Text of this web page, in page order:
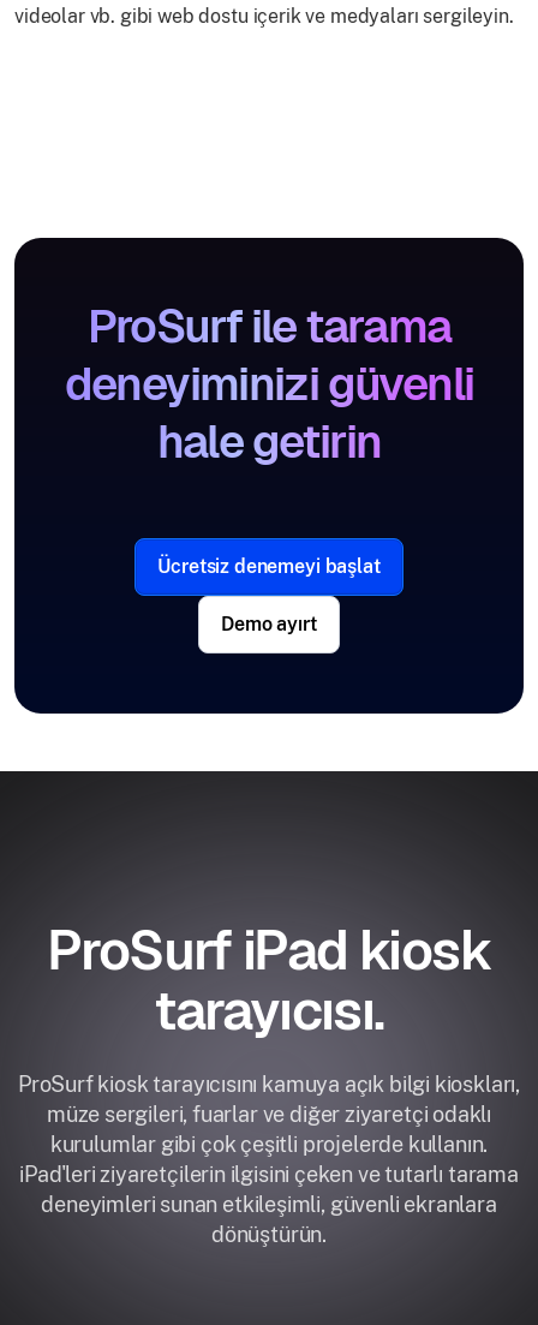
videolar vb. gibi web dostu içerik ve medyaları sergileyin.
ProSurf ile tarama
deneyiminizi güvenli
hale getirin
Ücretsiz denemeyi başlat
Demo ayırt
ProSurf iPad kiosk
tarayıcısı.
ProSurf kiosk tarayıcısını kamuya açık bilgi kioskları,
müze sergileri, fuarlar ve diğer ziyaretçi odaklı
kurulumlar gibi çok çeşitli projelerde kullanın.
iPad'leri ziyaretçilerin ilgisini çeken ve tutarlı tarama
deneyimleri sunan etkileşimli, güvenli ekranlara
dönüştürün.